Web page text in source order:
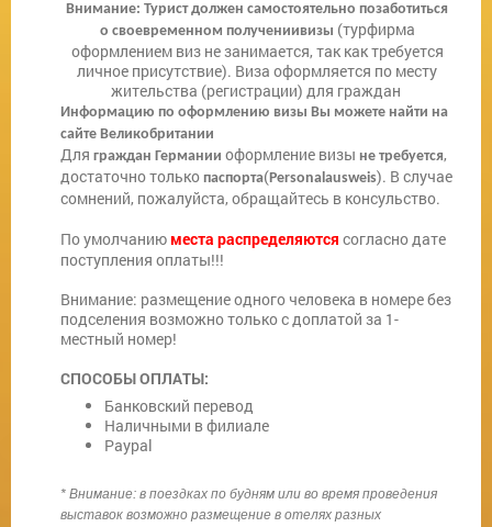
Внимание: Турист должен самостоятельно позаботиться
о своевременном получениивизы (турфирма
оформлением виз не занимается, так как требуется
личное присутствие). Виза оформляется по месту
жительства (регистрации) для граждан
Информацию по оформлению визы Вы можете найти на
сайте Великобритании
Для граждан Германии оформление визы не требуется,
достаточно только паспорта(Personalausweis). В случае
сомнений, пожалуйста, обращайтесь в консульство.
По умолчаниюместа распределяются согласно дате
поступления оплаты!!!
Внимание: размещение одного человека в номере без
подселения возможно только с доплатой за 1-
местный номер!
СПОСОБЫ ОПЛАТЫ:
Банковский перевод
Наличными в филиале
Paypal
* Внимание: в поездках по будням или во время проведения
выставок возможно размещение в отелях разных